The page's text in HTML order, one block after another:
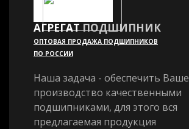
АГРЕГАТПОДШИПНИК
ОПТОВАЯ ПРОДАЖА ПОДШИПНИКОВ
ПО РОССИИ
Наша задача - обеспечить Ваше
производство качественными
подшипниками, для этого вся
предлагаемая продукция